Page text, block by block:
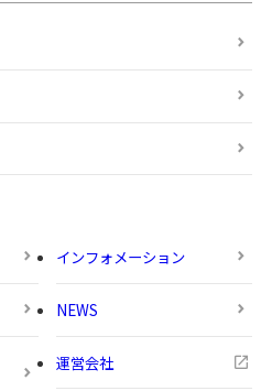
インフォメーション
NEWS
運営会社